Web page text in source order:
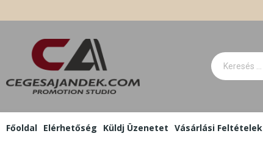
Főoldal Elérhetőség Küldj Üzenetet Vásárlási Feltételek